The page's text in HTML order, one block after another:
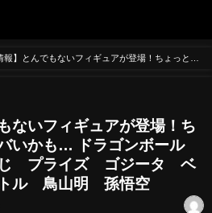
報】とんでもないフィギュアが登場！ちょっとク
ないフィギュアが登場！ち
いかも… ドラゴンボール
プライズ ゴジータ ベ
ル 鳥山明 孫悟空